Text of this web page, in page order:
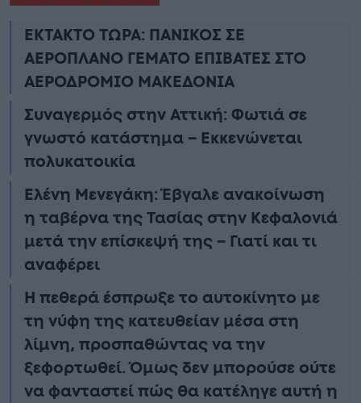
ΕΚΤΑΚΤΟ ΤΩΡΑ: ΠΑΝΙΚΟΣ ΣΕ
ΑΕΡΟΠΛΑΝΟ ΓΕΜΑΤΟ ΕΠΙΒΑΤΕΣ ΣΤΟ
ΑΕΡΟΔΡΟΜΙΟ ΜΑΚΕΔΟΝΙΑ
Συναγερμός στην Αττική: Φωτιά σε
γνωστό κατάστημα – Εκκενώνεται
πολυκατοικία
Ελένη Μενεγάκη: Έβγαλε ανακοίνωση
η ταβέρνα της Τασίας στην Κεφαλονιά
μετά την επίσκεψή της – Γιατί και τι
αναφέρει
Η πεθερά έσπρωξε το αυτοκίνητο με
τη νύφη της κατευθείαν μέσα στη
λίμνη, προσπαθώντας να την
ξεφορτωθεί. Όμως δεν μπορούσε ούτε
να φανταστεί πώς θα κατέληγε αυτή η